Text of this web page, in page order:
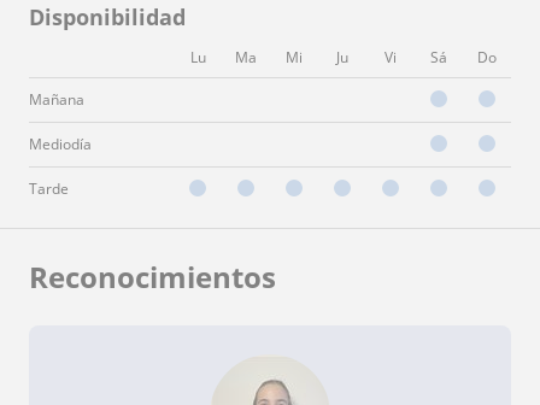
Disponibilidad
Lu Ma Mi Ju Vi Sá Do
Mañana
Mediodía
Tarde
Reconocimientos